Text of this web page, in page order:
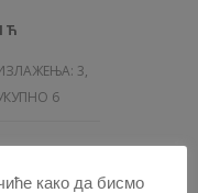
3,
6
како да бисмо